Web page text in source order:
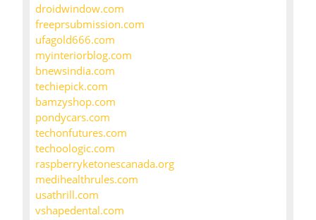
droidwindow.com
freeprsubmission.com
ufagold666.com
myinteriorblog.com
bnewsindia.com
techiepick.com
bamzyshop.com
pondycars.com
techonfutures.com
techoologic.com
raspberryketonescanada.org
medihealthrules.com
usathrill.com
vshapedental.com